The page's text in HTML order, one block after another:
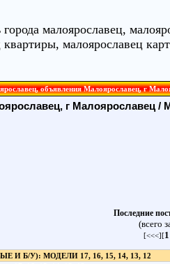
малоярославец,
малоярославец
объявления Малоярославец, г
г Малоярославец /
Последние
(всего
[<<<][1
И Б/У): МОДЕЛИ 17, 16, 15, 14, 13, 12